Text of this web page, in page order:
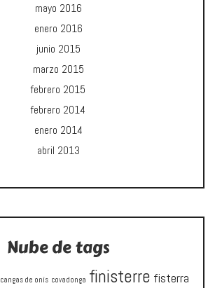
mayo 2016
enero 2016
junio 2015
marzo 2015
febrero 2015
febrero 2014
enero 2014
abril 2013
Nube de tags
cangas de onís covadonga finisterre fisterra